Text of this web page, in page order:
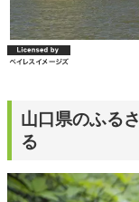
山口県のふる
る